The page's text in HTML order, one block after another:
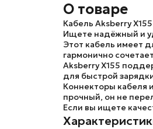
О товаре
Кабель Aksberry
Ищете надёжный и
Этот кабель имеет
гармонично
Aksberry X155
для быстрой
Коннекторы кабеля
прочный, он не
Если вы ищете